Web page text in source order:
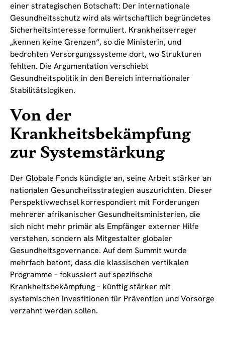
einer strategischen Botschaft: Der internationale
Gesundheitsschutz wird als wirtschaftlich begründetes
Sicherheitsinteresse formuliert. Krankheitserreger
„kennen keine Grenzen“, so die Ministerin, und
bedrohten Versorgungssysteme dort, wo Strukturen
fehlten. Die Argumentation verschiebt
Gesundheitspolitik in den Bereich internationaler
Stabilitätslogiken.
Von der
Krankheitsbekämpfung
zur Systemstärkung
Der Globale Fonds kündigte an, seine Arbeit stärker an
nationalen Gesundheitsstrategien auszurichten. Dieser
Perspektivwechsel korrespondiert mit Forderungen
mehrerer afrikanischer Gesundheitsministerien, die
sich nicht mehr primär als Empfänger externer Hilfe
verstehen, sondern als Mitgestalter globaler
Gesundheitsgovernance. Auf dem Summit wurde
mehrfach betont, dass die klassischen vertikalen
Programme – fokussiert auf spezifische
Krankheitsbekämpfung – künftig stärker mit
systemischen Investitionen für Prävention und Vorsorge
verzahnt werden sollen.